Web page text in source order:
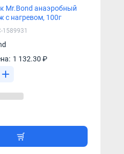
Mr.Bond анаэробный
с нагревом, 100г
1589931
1 132.30 ₽